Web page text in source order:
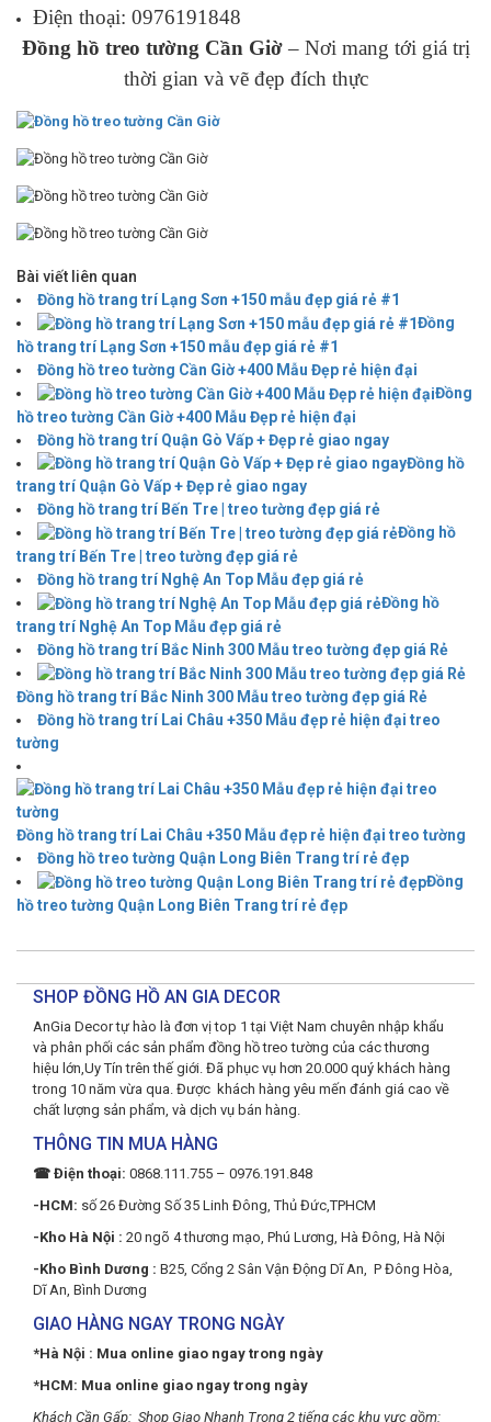
Điện thoại: 0976191848
Đồng hồ treo tường Cần Giờ– Nơi mang tới giá trị
thời gian và vẽ đẹp đích thực
Bài viết liên quan
Đồng hồ trang trí Lạng Sơn +150 mẫu đẹp giá rẻ #1
Đồng
hồ trang trí Lạng Sơn +150 mẫu đẹp giá rẻ #1
Đồng hồ treo tường Cần Giờ +400 Mẫu Đẹp rẻ hiện đại
Đồng
hồ treo tường Cần Giờ +400 Mẫu Đẹp rẻ hiện đại
Đồng hồ trang trí Quận Gò Vấp + Đẹp rẻ giao ngay
Đồng hồ
trang trí Quận Gò Vấp + Đẹp rẻ giao ngay
Đồng hồ trang trí Bến Tre | treo tường đẹp giá rẻ
Đồng hồ
trang trí Bến Tre | treo tường đẹp giá rẻ
Đồng hồ trang trí Nghệ An Top Mẫu đẹp giá rẻ
Đồng hồ
trang trí Nghệ An Top Mẫu đẹp giá rẻ
Đồng hồ trang trí Bắc Ninh 300 Mẫu treo tường đẹp giá Rẻ
Đồng hồ trang trí Bắc Ninh 300 Mẫu treo tường đẹp giá Rẻ
Đồng hồ trang trí Lai Châu +350 Mẫu đẹp rẻ hiện đại treo
tường
Đồng hồ trang trí Lai Châu +350 Mẫu đẹp rẻ hiện đại treo tường
Đồng hồ treo tường Quận Long Biên Trang trí rẻ đẹp
Đồng
hồ treo tường Quận Long Biên Trang trí rẻ đẹp
SHOP ĐỒNG HỒ AN GIA DECOR
AnGia Decor tự hào là đơn vị top 1 tại Việt Nam chuyên nhập khẩu
và phân phối các sản phẩm đồng hồ treo tường của các thương
hiệu lớn,Uy Tín trên thế giới. Đã phục vụ hơn 20.000 quý khách hàng
trong 10 năm vừa qua. Được khách hàng yêu mến đánh giá cao về
chất lượng sản phẩm, và dịch vụ bán hàng.
THÔNG TIN MUA HÀNG
☎ Điện thoại: 0868.111.755 – 0976.191.848
-HCM: số 26 Đường Số 35 Linh Đông, Thủ Đức,TPHCM
-Kho Hà Nội : 20 ngõ 4 thương mạo, Phú Lương, Hà Đông, Hà Nội
-Kho Bình Dương : B25, Cổng 2 Sân Vận Động Dĩ An, P Đông Hòa,
Dĩ An, Bình Dương
GIAO HÀNG NGAY TRONG NGÀY
*Hà Nội : Mua online giao ngay trong ngày
*HCM: Mua online giao ngay trong ngày
Khách Cần Gấp: Shop Giao Nhanh Trong 2 tiếng các khu vực gồm: